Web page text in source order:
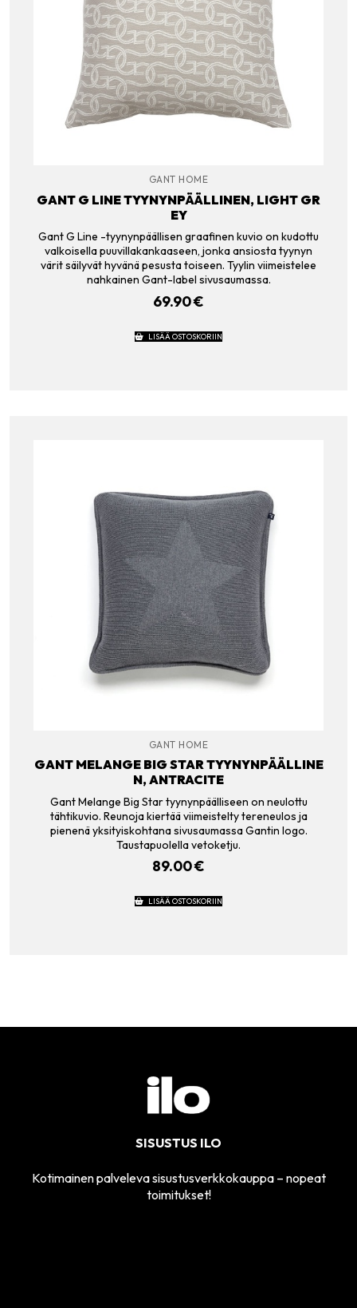
GANT HOME
GANT G LINE TYYNYNPÄÄLLINEN, LIGHT GR
EY
Gant G Line -tyynynpäällisen graafinen kuvio on kudottu
valkoisella puuvillakankaaseen, jonka ansiosta tyynyn
värit säilyvät hyvänä pesusta toiseen. Tyylin viimeistelee
nahkainen Gant-label sivusaumassa.
69.90€
LISÄÄ OSTOSKORIIN
GANT HOME
GANT MELANGE BIG STAR TYYNYNPÄÄLLINE
N, ANTRACITE
Gant Melange Big Star tyynynpäälliseen on neulottu
tähtikuvio. Reunoja kiertää viimeistelty tereneulos ja
pienenä yksityiskohtana sivusaumassa Gantin logo.
Taustapuolella vetoketju.
89.00€
LISÄÄ OSTOSKORIIN
SISUSTUS ILO
Kotimainen palveleva sisustusverkkokauppa – nopeat
toimitukset!